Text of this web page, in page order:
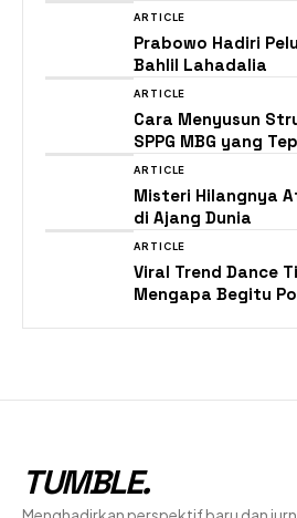
ARTICLE
Prabowo Hadiri
Bahlil Lahadalia
ARTICLE
Cara Menyusun
SPPG MBG yang
ARTICLE
Misteri Hilangnya
di Ajang Dunia
ARTICLE
Viral Trend Dance
Mengapa Begitu
TUMBLE.